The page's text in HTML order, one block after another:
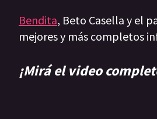
Bendita, Beto Casella y el
mejores y más completos
¡Mirá el video